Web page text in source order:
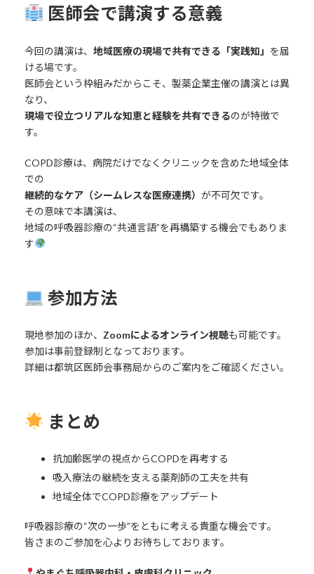
医師会で講演する意義
今回の講演は、 地域医療の現場で共有できる「実践知」 を届
ける場です。
医師会という枠組みだからこそ、製薬企業主催の講演とは異
なり、
現場で役立つリアルな知恵と経験を共有できるのが特徴で
す。
COPD診療は、病院だけでなくクリニックを含めた地域全体
での
継続的なケア（シームレスな医療連携） が不可欠です。
その意味で本講演は、
地域の呼吸器診療の“共通言語”を再構築する機会でもありま
す
参加方法
現地参加のほか、 Zoomによるオンライン視聴も可能です。
参加は事前登録制となっております。
詳細は都筑区医師会事務局からのご案内をご確認ください。
まとめ
抗加齢医学の視点からCOPDを再考する
吸入療法の継続を支える薬剤師の工夫を共有
地域全体でCOPD診療をアップデート
呼吸器診療の“次の一歩”をともに考える貴重な機会です。
皆さまのご参加を心よりお待ちしております。